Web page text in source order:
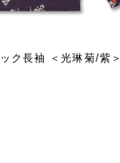
ク長袖 ＜光琳菊/紫＞